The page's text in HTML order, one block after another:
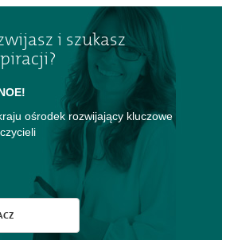
i szukasz
ośrodek rozwijający kluczowe